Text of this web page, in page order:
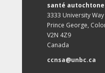
santé autochtone
3333 University Way
Prince George,
V2N 4Z9
Canada
ccnsa@unbc.ca